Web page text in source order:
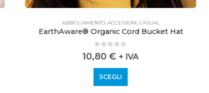
ABBIGLIAMENTO,ACCESSORI,CASUAL
EarthAware® Organic Cord Bucket Hat
10,80€ + IVA
SCEGLI